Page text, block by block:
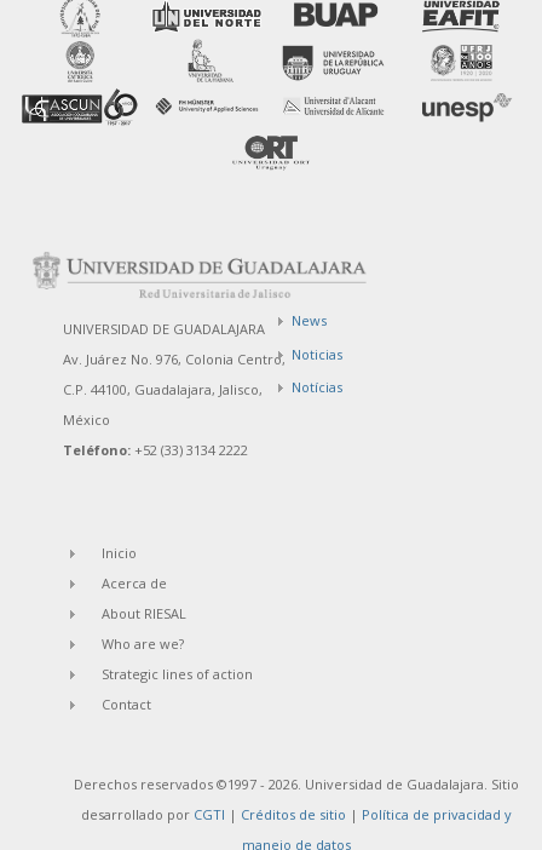
UNIVERSIDAD DE GUADALAJARA
Av. Juárez No. 976, Colonia Centro,
C.P. 44100, Guadalajara, Jalisco,
México
Teléfono: +52 (33) 3134 2222
News
Noticias
Notícias
Inicio
Acerca de
About RIESAL
Who are we?
Strategic lines of action
Contact
Derechos reservados ©1997 - 2026. Universidad de Guadalajara. Sitio
desarrollado por CGTI | Créditos de sitio | Política de privacidad y
manejo de datos